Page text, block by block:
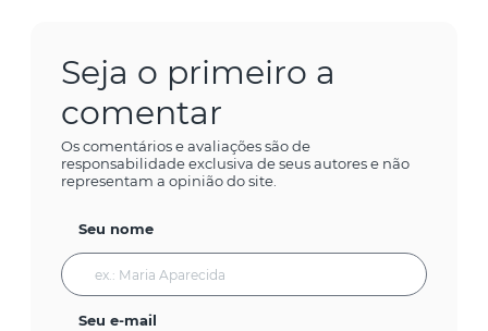
Seja o primeiro a
comentar
Os comentários e avaliações são de
responsabilidade exclusiva de seus autores e não
representam a opinião do site.
Seu nome
Seu e-mail